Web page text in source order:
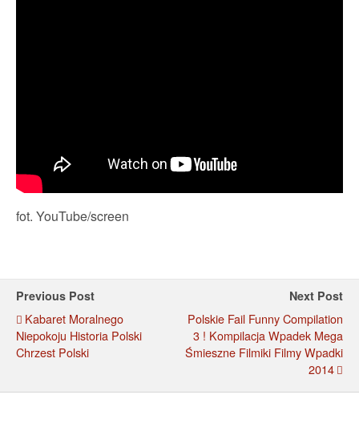
fot. YouTube/screen
Previous Post
Kabaret Moralnego
Niepokoju Historia Polski
Chrzest Polski
Next Post
Polskie Fail Funny Compilation
3 ! Kompilacja Wpadek Mega
Śmieszne Filmiki Filmy Wpadki
2014